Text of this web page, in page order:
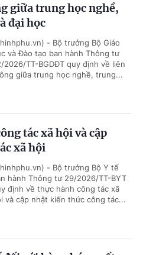
giữa trung học nghề,
đại học
- Bộ trưởng Bộ Giáo
và Đào tạo ban hành Thông tư
2026/TT-BGDĐT quy định về liên
giữa trung học nghề, trung...
tác xã hội và cập
xã hội
- Bộ trưởng Bộ Y tế
hành Thông tư 29/2026/TT-BYT
định về thực hành công tác xã
và cập nhật kiến thức công tác...